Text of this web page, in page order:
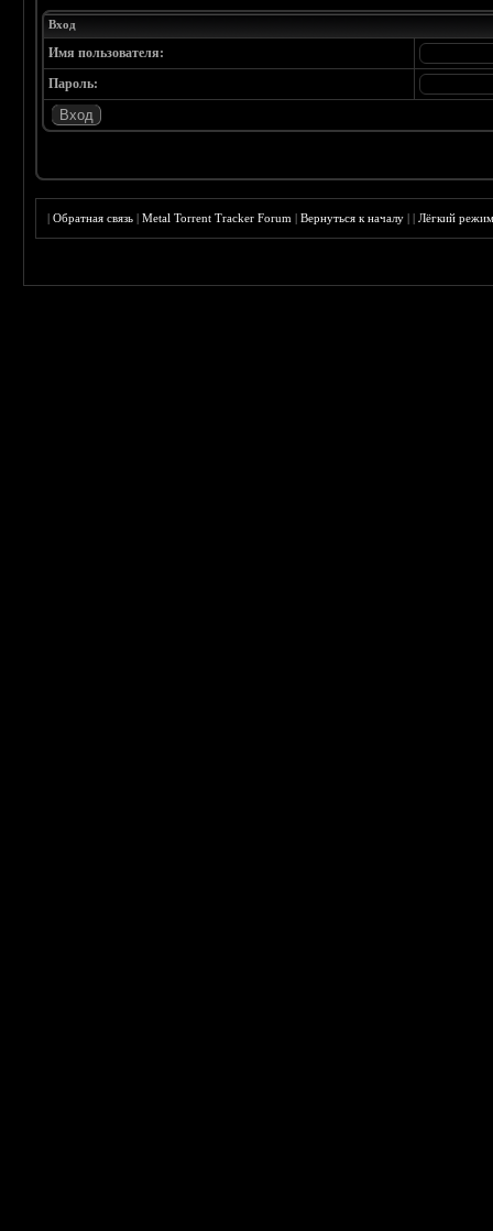
Вход
Имя пользователя:
Пароль:
|Обратная связь |Metal Torrent Tracker Forum |Вернуться к началу ||Лёгкий